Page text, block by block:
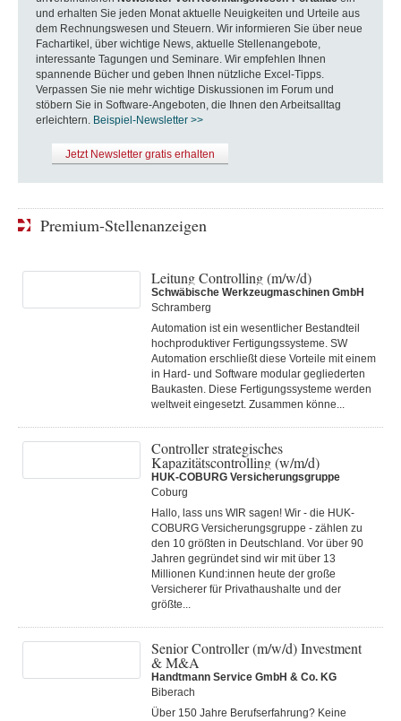
und erhalten Sie jeden Monat aktuelle Neuigkeiten und Urteile aus
dem Rechnungswesen und Steuern. Wir informieren Sie über neue
Fachartikel, über wichtige News, aktuelle Stellenangebote,
interessante Tagungen und Seminare. Wir empfehlen Ihnen
spannende Bücher und geben Ihnen nützliche Excel-Tipps.
Verpassen Sie nie mehr wichtige Diskussionen im Forum und
stöbern Sie in Software-Angeboten, die Ihnen den Arbeitsalltag
erleichtern. Beispiel-Newsletter >>
Jetzt Newsletter gratis erhalten
Premium-Stellenanzeigen
Leitung Controlling (m/w/d)
Schwäbische Werkzeugmaschinen GmbH
Schramberg
Automation ist ein wesentlicher Bestandteil
hochproduktiver Fertigungssysteme. SW
Automation erschließt diese Vorteile mit einem
in Hard- und Software modular gegliederten
Baukasten. Diese Fertigungs­systeme werden
weltweit eingesetzt. Zusammen könne...
Controller strategisches
Kapazitätscontrolling (w/m/d)
HUK-COBURG Versicherungsgruppe
Coburg
Hallo, lass uns WIR sagen! Wir - die HUK-
COBURG Versicherungsgruppe - zählen zu
den 10 größten in Deutschland. Vor über 90
Jahren gegründet sind wir mit über 13
Millionen Kund:innen heute der große
Versicherer für Privathaushalte und der
größte...
Senior Controller (m/w/d) Investment
& M&A
Handtmann Service GmbH & Co. KG
Biberach
Über 150 Jahre Berufserfahrung? Keine